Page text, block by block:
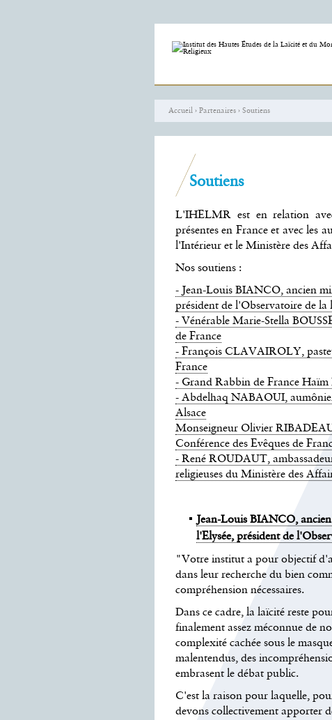
contenu.
Accueil › Partenaires › Soutiens
Soutiens
L'IHELMR est en relation
présentes en France et avec les
l'Intérieur et le Ministère des
Nos soutiens :
- Jean-Louis BIANCO, ancien
président de l'Observatoire de la
- Vénérable Marie-Stella
de France
- François CLAVAIROLY,
France
- Grand Rabbin de France
- Abdelhaq NABAOUI,
Alsace
Monseigneur Olivier
Conférence des Evêques de
- René ROUDAUT,
religieuses du Ministère des
Jean-Louis BIANCO,
l'Elysée, président de
"Votre institut a pour objectif
dans leur recherche du bien
compréhension nécessaires.
Dans ce cadre, la laïcité reste
finalement assez méconnue de
complexité cachée sous le
malentendus, des
embrasent le débat public.
C'est la raison pour laquelle,
devons collectivement apporter